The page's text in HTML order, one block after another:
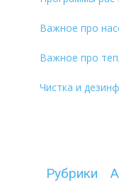
Важное про
Важное про
Чистка и
Рубрики